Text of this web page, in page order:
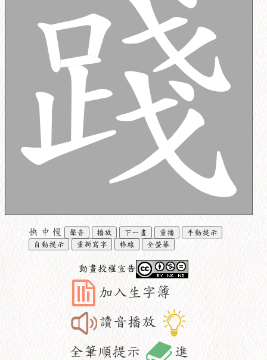
快 中 慢 聲音 播放 下一畫 重播
手動提示
自動提示
重新寫字 格線 全螢幕
動畫授權宣告
加入生字簿
讀音播放
全筆順提示
進